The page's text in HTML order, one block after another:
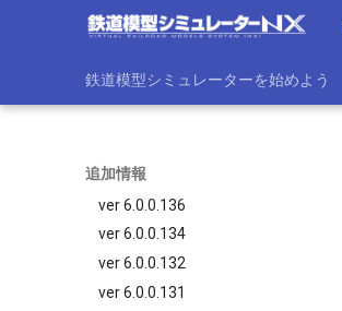
鉄道模型シミュレーターを始めよう
追加情報
ver 6.0.0.152
ver 6.0.0.145
ver 6.0.0.137
ver 6.0.0.136
ver 6.0.0.134
ver 6.0.0.132
ver 6.0.0.131